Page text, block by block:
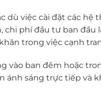
dù việc cài đặt các
chi phí đầu tư ban
trong việc cạnh
vào ban đêm hoặc
ánh sáng trực tiếp và